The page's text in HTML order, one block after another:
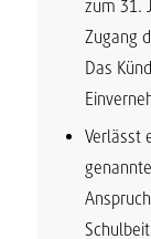
zum 31.
Zugang
Das
Verlässt